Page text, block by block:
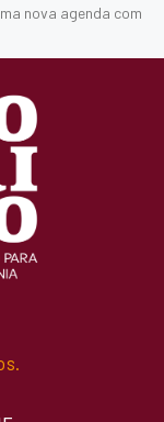
nova agenda com